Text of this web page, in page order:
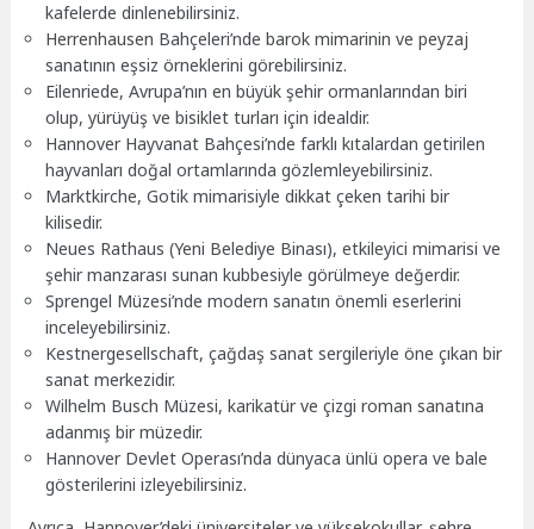
kafelerde dinlenebilirsiniz.
Herrenhausen Bahçeleri’nde barok mimarinin ve peyzaj
sanatının eşsiz örneklerini görebilirsiniz.
Eilenriede, Avrupa’nın en büyük şehir ormanlarından biri
olup, yürüyüş ve bisiklet turları için idealdir.
Hannover Hayvanat Bahçesi’nde farklı kıtalardan getirilen
hayvanları doğal ortamlarında gözlemleyebilirsiniz.
Marktkirche, Gotik mimarisiyle dikkat çeken tarihi bir
kilisedir.
Neues Rathaus (Yeni Belediye Binası), etkileyici mimarisi ve
şehir manzarası sunan kubbesiyle görülmeye değerdir.
Sprengel Müzesi’nde modern sanatın önemli eserlerini
inceleyebilirsiniz.
Kestnergesellschaft, çağdaş sanat sergileriyle öne çıkan bir
sanat merkezidir.
Wilhelm Busch Müzesi, karikatür ve çizgi roman sanatına
adanmış bir müzedir.
Hannover Devlet Operası’nda dünyaca ünlü opera ve bale
gösterilerini izleyebilirsiniz.